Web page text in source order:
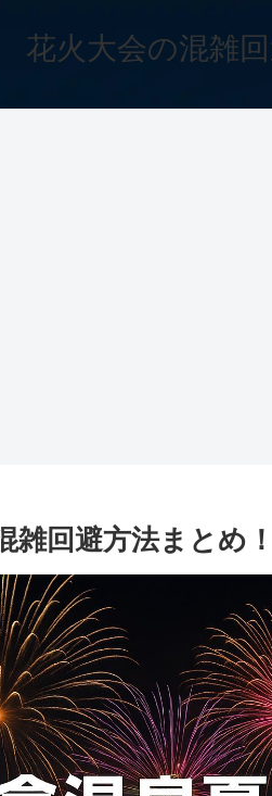
花火大会の混雑
雑回避方法まとめ